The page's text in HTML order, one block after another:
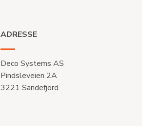
ADRESSE
Deco Systems AS
Pindsleveien 2A
3221 Sandefjord